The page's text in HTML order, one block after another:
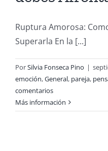
Ruptura Amorosa:
Superarla En la [...]
PorSilvia Fonseca Pino |
emoción,General, pareja,
comentarios
Más información